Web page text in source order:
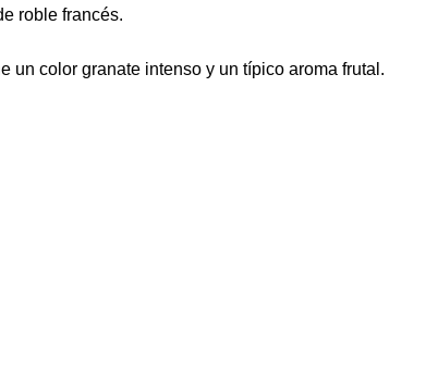
roble francés.
un color granate intenso y un típico aroma frutal.